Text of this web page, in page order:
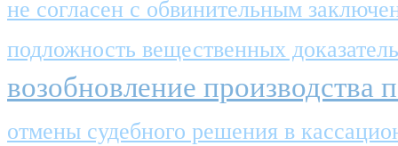
не согласен с обвинительным
подложность вещественных
возобновление производства
отмены судебного решения в